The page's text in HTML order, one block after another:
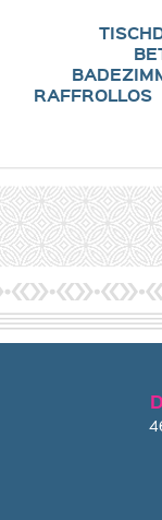
RAFFROLLOS